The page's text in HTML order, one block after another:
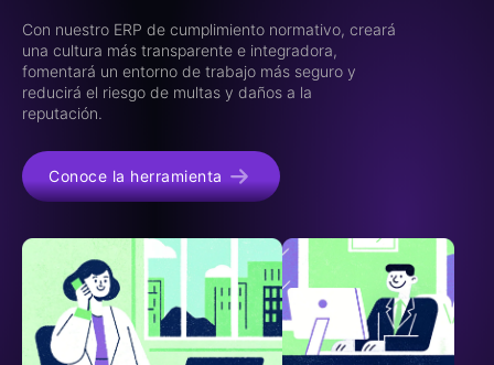
Con nuestro ERP de cumplimiento normativo, creará
una cultura más transparente e integradora,
fomentará un entorno de trabajo más seguro y
reducirá el riesgo de multas y daños a la
reputación.
Conoce la herramienta